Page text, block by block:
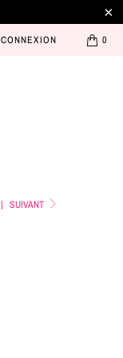
0
CONNEXION
| SUIVANT